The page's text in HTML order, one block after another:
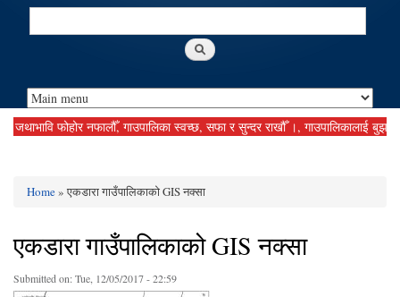
Search
फोहोर नफालौँ, गाउपालिका स्वच्छ, सफा र सुन्दर राखौँ ।, गाउपालिकालाई बुझाउनु
You are here
Home» एकडारा गाउँपालिकाको GIS नक्सा
एकडारा गाउँपालिकाको GIS नक्सा
Submitted on:Tue, 12/05/2017 - 22:59